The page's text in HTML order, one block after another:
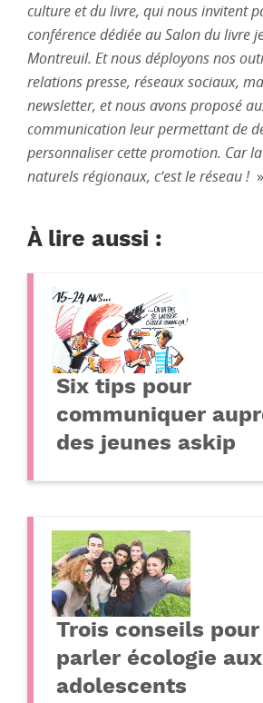
culture et du livre, qui nous invitent
conférence dédiée au Salon du livre
Montreuil. Et nous déployons nos
relations presse, réseaux sociaux,
newsletter, et nous avons proposé
communication leur permettant de
personnaliser cette promotion. Car
naturels régionaux, c’est le réseau !»
À lire aussi :
Six tips pour
communiquer
des jeunes askip
Trois conseils pour
parler écologie aux
adolescents